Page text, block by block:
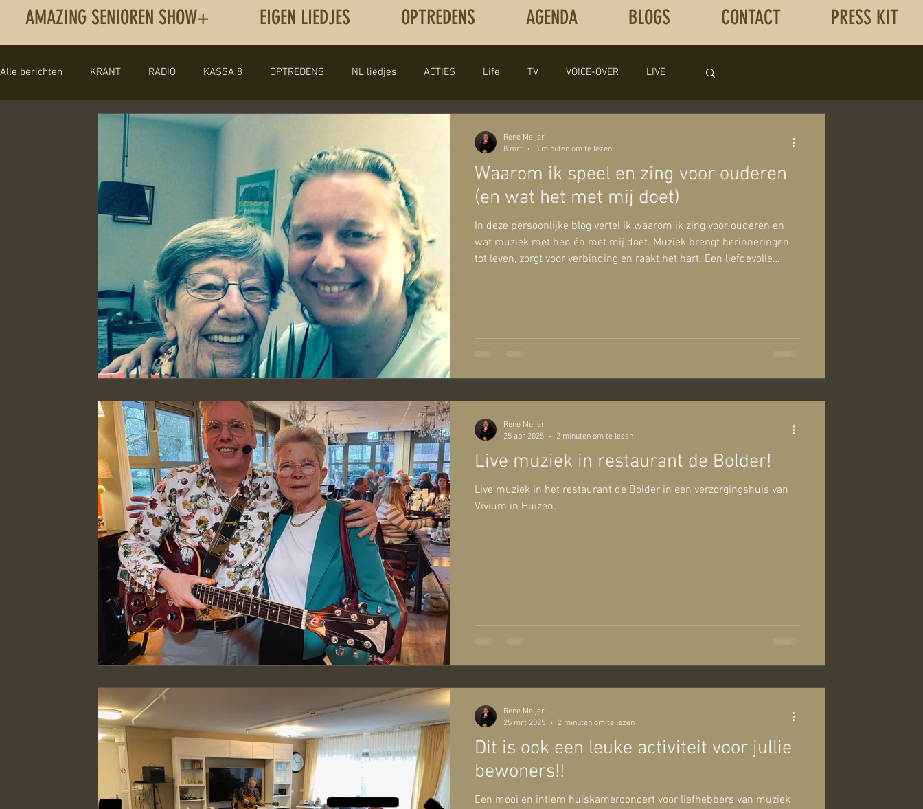
AMAZING SENIOREN SHOW+ EIGEN LIEDJES OPTREDENS AGENDA BLOGS CONTACT PRESS KIT
Alle berichten KRANT RADIO KASSA 8 OPTREDENS NL liedjes ACTIES Life TV VOICE-OVER LIVE
Engelstalige liedjes
EIGENWERK | NL AMAZING MEEZING SHOW+ KERST Post test Muziek versus ouder wordenWaarom ik speel en zing voor ouderen
(en wat het met mij doet)
In deze persoonlijke blog vertel ik waarom ik zing voor ouderen en
wat muziek met hen én met mij doet. Muziek brengt herinneringen
tot leven, zorgt voor verbinding en raakt het hart. Een liefdevolle
René Meijer
8 mrt
3 minuten om te lezen
Live muziek in restaurant de Bolder!
Live muziek in het restaurant de Bolder in een verzorgingshuis van
Vivium in Huizen.
René Meijer
25 apr 2025
2 minuten om te lezen
Dit is ook een leuke activiteit voor jullie
bewoners!!
Een mooi en intiem huiskamerconcert voor liefhebbers van muziek
René Meijer
25 mrt 2025
2 minuten om te lezen